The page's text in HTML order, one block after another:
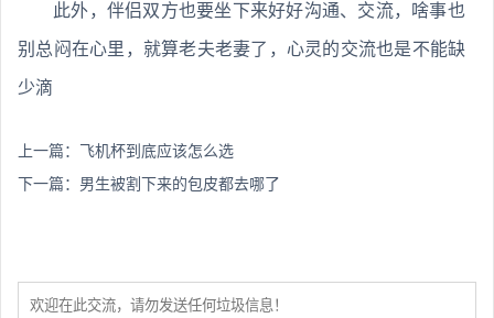
此外，伴侣双方也要坐下来好好沟通、交流，啥事也
别总闷在心里，就算老夫老妻了，心灵的交流也是不能缺
少滴
上一篇： 飞机杯到底应该怎么选
下一篇： 男生被割下来的包皮都去哪了